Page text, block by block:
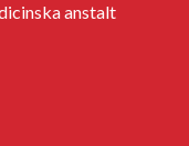
anstalt